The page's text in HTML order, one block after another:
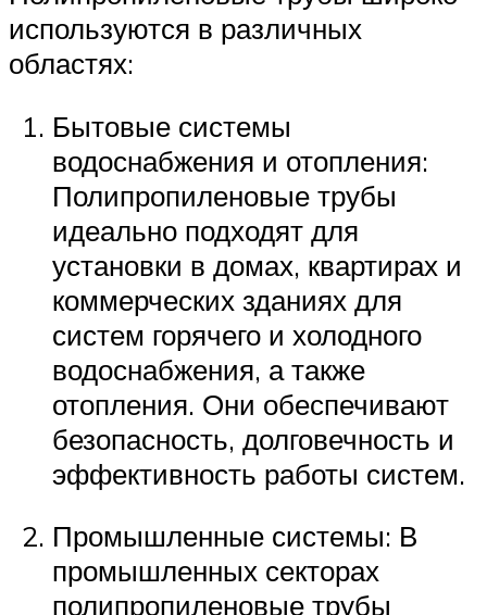
используются в различных
областях:
Бытовые системы
водоснабжения и отопления:
Полипропиленовые трубы
идеально подходят для
установки в домах, квартирах и
коммерческих зданиях для
систем горячего и холодного
водоснабжения, а также
отопления. Они обеспечивают
безопасность, долговечность и
эффективность работы систем.
Промышленные системы: В
промышленных секторах
полипропиленовые трубы